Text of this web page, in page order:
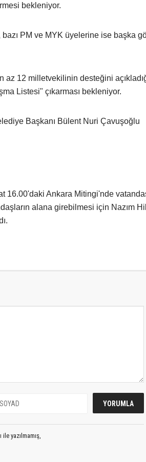
bekleniyor.
PM ve MYK üyelerine ise başka
az 12 milletvekilinin desteğini
Listesi" çıkarması bekleniyor.
Başkanı Bülent Nuri Çavuşoğlu
16.00'daki Ankara Mitingi'nde
alana girebilmesi için Nazım
yazılmamış,